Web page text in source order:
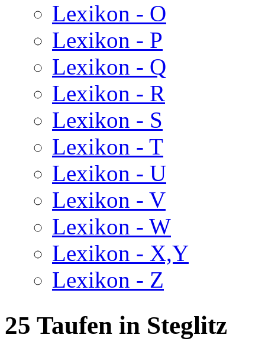
Lexikon - O
Lexikon - P
Lexikon - Q
Lexikon - R
Lexikon - S
Lexikon - T
Lexikon - U
Lexikon - V
Lexikon - W
Lexikon - X,Y
Lexikon - Z
25 Taufen in Steglitz